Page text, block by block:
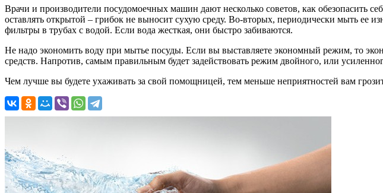
Врачи и производители посудомоечных машин дают несколько советов, как
оставлять открытой – грибок не выносит сухую среду. Во-вторых, периодически мыть ее
фильтры в трубах с водой. Если вода жесткая, они быстро забиваются.
Не надо экономить воду при мытье посуды. Если вы выставляете экономный режим, то
средств. Напротив, самым правильным будет задействовать режим двойного, или
Чем лучше вы будете ухаживать за свой помощницей, тем меньше неприятностей вам